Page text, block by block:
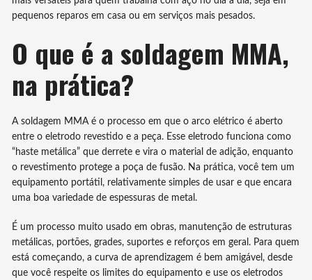
pequenos reparos em casa ou em serviços mais pesados.
O que é a soldagem MMA,
na prática?
A soldagem MMA é o processo em que o arco elétrico é aberto
entre o eletrodo revestido e a peça. Esse eletrodo funciona como
“haste metálica” que derrete e vira o material de adição, enquanto
o revestimento protege a poça de fusão. Na prática, você tem um
equipamento portátil, relativamente simples de usar e que encara
uma boa variedade de espessuras de metal.
É um processo muito usado em obras, manutenção de estruturas
metálicas, portões, grades, suportes e reforços em geral. Para quem
está começando, a curva de aprendizagem é bem amigável, desde
que você respeite os limites do equipamento e use os eletrodos